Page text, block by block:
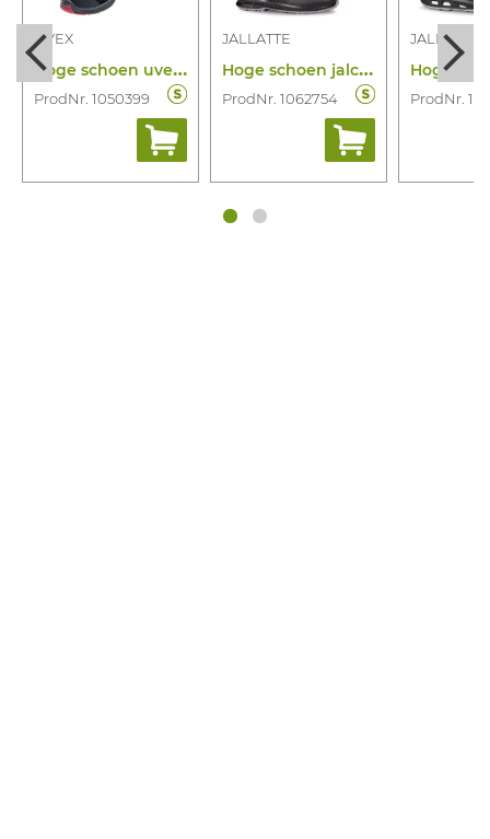
UVEX
H
oge schoen uvex 1 g2 6839 s3 src esd
ProdNr. 1050399
JALLATTE
H
oge schoen jalcopper esd s3s ci lg fo s
ProdNr. 1062754
JALLATTE
ProdNr.